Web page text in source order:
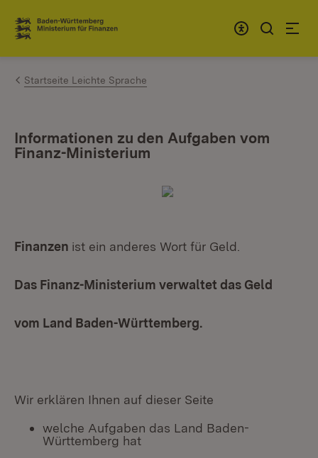
Zum Inhalt springen
Link zur Startseite
Startseite Leichte Sprache
Informationen zu den Aufgaben vom
Finanz-Ministerium
Finanzen ist ein anderes Wort für Geld.
Das Finanz-Ministerium verwaltet das Geld
vom Land Baden-Württemberg.
Wir erklären Ihnen auf dieser Seite
welche Aufgaben das Land Baden-
Württemberg hat